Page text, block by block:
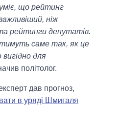
що рейтинг
ніж
рейтинги депутатів.
саме так, як це
для
політолог.
дав прогноз,
в уряді Шмигаля